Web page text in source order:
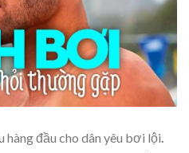
hàng đầu cho dân yêu bơi lội.